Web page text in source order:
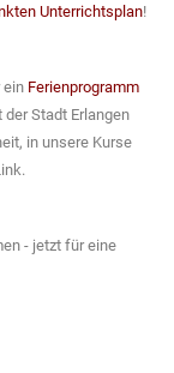
Unterrichtsplan!
ein Ferienprogramm
Stadt Erlangen
in unsere Kurse
- jetzt für eine